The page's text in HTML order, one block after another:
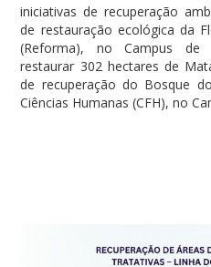
iniciativas de recuperação
de restauração ecológica da
(Reforma), no Campus de
restaurar 302 hectares de
de recuperação do Bosque
Ciências Humanas (CFH), no